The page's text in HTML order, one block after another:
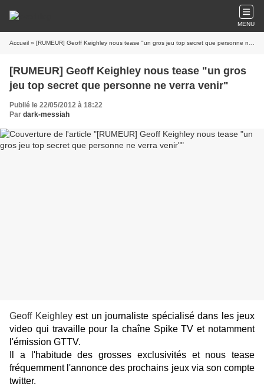
MENU
Accueil » [RUMEUR] Geoff Keighley nous tease "un gros jeu top secret que personne ne verra venir"
[RUMEUR] Geoff Keighley nous tease "un gros
jeu top secret que personne ne verra venir"
Publié le 22/05/2012 à 18:22
Par dark-messiah
Geoff Keighley est un journaliste spécialisé dans les jeux
video qui travaille pour la chaîne Spike TV et notamment
l'émission GTTV.
Il a l'habitude des grosses exclusivités et nous tease
fréquemment l'annonce des prochains jeux via son compte
twitter.